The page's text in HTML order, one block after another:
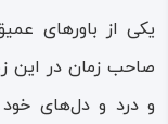
به نشانه حضور
می‌شود که بعدها
تکمیل‌تر و محلی
یکی از باورهای
صاحب‌ زمان در این
و درد و دل‌های خود